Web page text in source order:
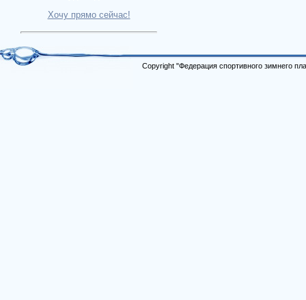
Хочу прямо сейчас!
Copyright "Федерация спортивного зимнего